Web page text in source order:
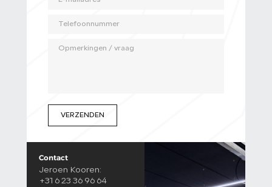
VERZENDEN
Contact
Jeroen Kooren:
+31 6 23 36 96 64